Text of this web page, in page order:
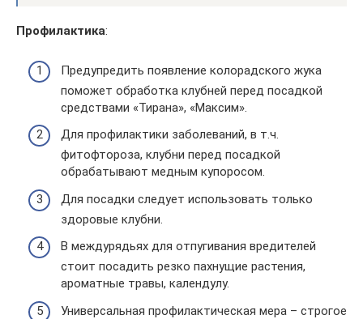
Профилактика:
Предупредить появление колорадского жука
поможет обработка клубней перед посадкой
средствами «Тирана», «Максим».
Для профилактики заболеваний, в т.ч.
фитофтороза, клубни перед посадкой
обрабатывают медным купоросом.
Для посадки следует использовать только
здоровые клубни.
В междурядьях для отпугивания вредителей
стоит посадить резко пахнущие растения,
ароматные травы, календулу.
Универсальная профилактическая мера – строгое